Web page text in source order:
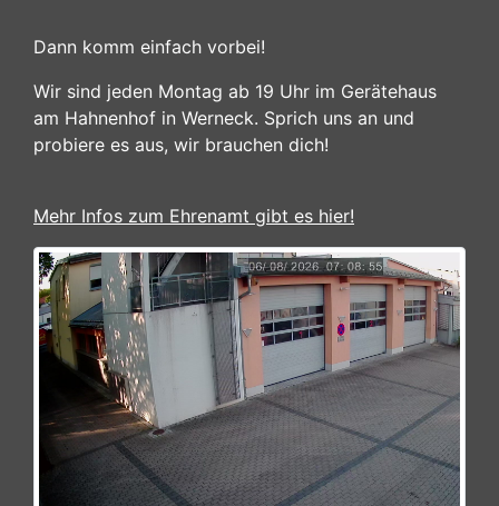
Dann komm einfach vorbei!
Wir sind jeden Montag ab 19 Uhr im Gerätehaus
am Hahnenhof in Werneck. Sprich uns an und
probiere es aus, wir brauchen dich!
Mehr Infos zum Ehrenamt gibt es hier!